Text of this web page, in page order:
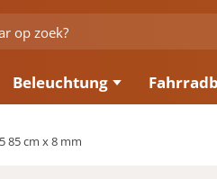
Beleuchtung
85 cm x 8 mm